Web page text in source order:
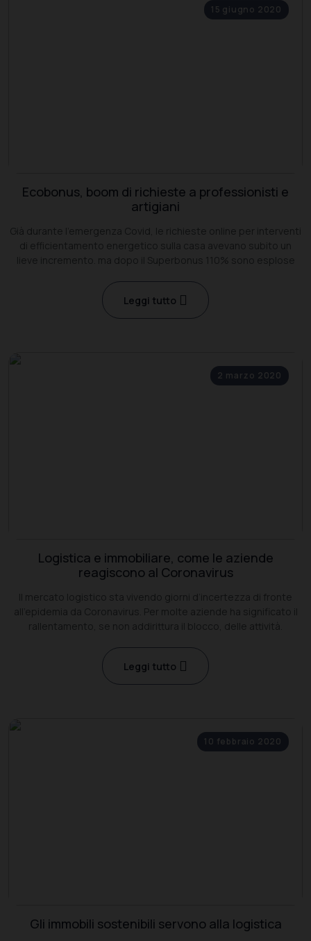
15 giugno 2020
Ecobonus, boom di richieste a professionisti e
artigiani
Già durante l’emergenza Covid, le richieste online per interventi
di efficientamento energetico sulla casa avevano subito un
lieve incremento. ma dopo il Superbonus 110% sono esplose
Leggi tutto
2 marzo 2020
Logistica e immobiliare, come le aziende
reagiscono al Coronavirus
Il mercato logistico sta vivendo giorni d’incertezza di fronte
all’epidemia da Coronavirus. Per molte aziende ha significato il
rallentamento, se non addirittura il blocco, delle attività.
Leggi tutto
10 febbraio 2020
Gli immobili sostenibili servono alla logistica